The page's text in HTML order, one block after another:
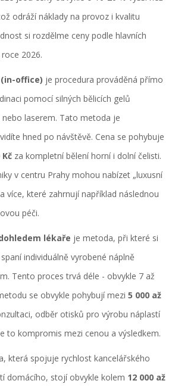
odráží náklady na provoz i kvalitu
si rozdělme ceny podle hlavních
2026.
office) je procedura prováděná přímo
pomocí silných bělicích gelů
laserem. Tato metoda je
hned po návštěvě. Cena se pohybuje
Kč za kompletní bělení horní i dolní čelisti.
v centru Prahy mohou nabízet „luxusní
více, které zahrnují například následnou
péči.
lékaře je metoda, při které si
individuálně vyrobené náplně
. Tento proces trvá déle - obvykle 7 až
se obvykle pohybují mezi 5 000 až
odběr otisků pro výrobu náplastí
to kompromis mezi cenou a výsledkem.
která spojuje rychlost kancelářského
domácího, stojí obvykle kolem 12 000 až